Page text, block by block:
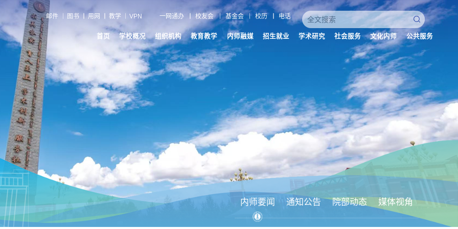
邮件 图书 用网 教学 VPN 一网通办 校友会 基金会 校历 电话
首页 学校概况 组织机构 教育教学 内师融媒 招生就业 学术研究 社会服务 文化内师 公共服务
内师要闻 通知公告 院部动态 媒体视角